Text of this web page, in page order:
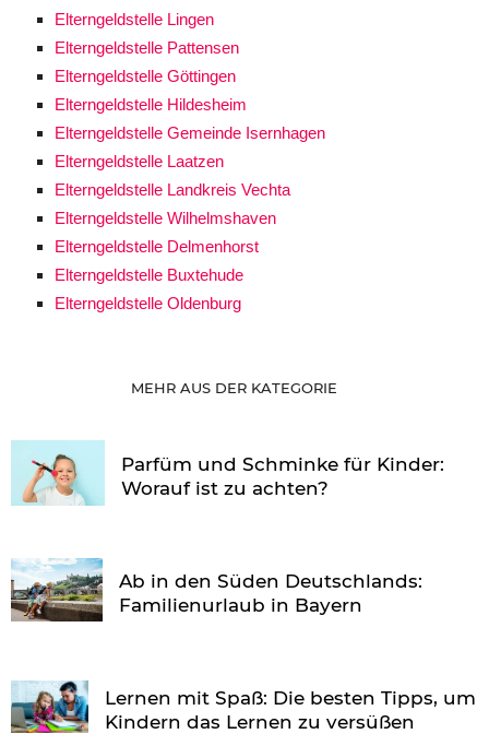
Elterngeldstelle Lingen
Elterngeldstelle Pattensen
Elterngeldstelle Göttingen
Elterngeldstelle Hildesheim
Elterngeldstelle Gemeinde Isernhagen
Elterngeldstelle Laatzen
Elterngeldstelle Landkreis Vechta
Elterngeldstelle Wilhelmshaven
Elterngeldstelle Delmenhorst
Elterngeldstelle Buxtehude
Elterngeldstelle Oldenburg
MEHR AUS DER KATEGORIE
Parfüm und Schminke für Kinder:
Worauf ist zu achten?
Ab in den Süden Deutschlands:
Familienurlaub in Bayern
Lernen mit Spaß: Die besten Tipps, um
Kindern das Lernen zu versüßen